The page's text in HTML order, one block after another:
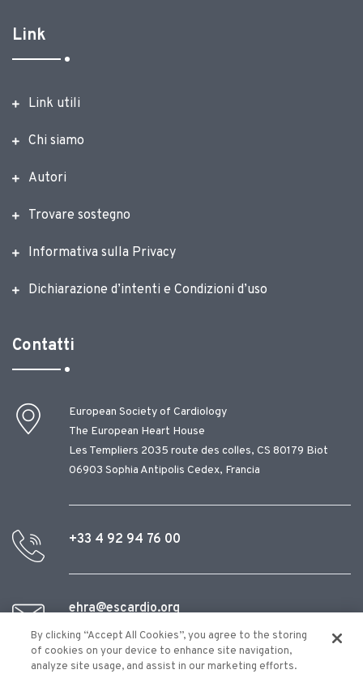
Link
Link utili
Chi siamo
Autori
Trovare sostegno
Informativa sulla Privacy
Dichiarazione d’intenti e Condizioni d’uso
Contatti
European Society of Cardiology
The European Heart House
Les Templiers 2035 route des colles, CS 80179 Biot
06903 Sophia Antipolis Cedex, Francia
+33 4 92 94 76 00
ehra@escardio.org
By clicking “Accept All Cookies”, you agree to the storing
of cookies on your device to enhance site navigation,
analyze site usage, and assist in our marketing efforts.